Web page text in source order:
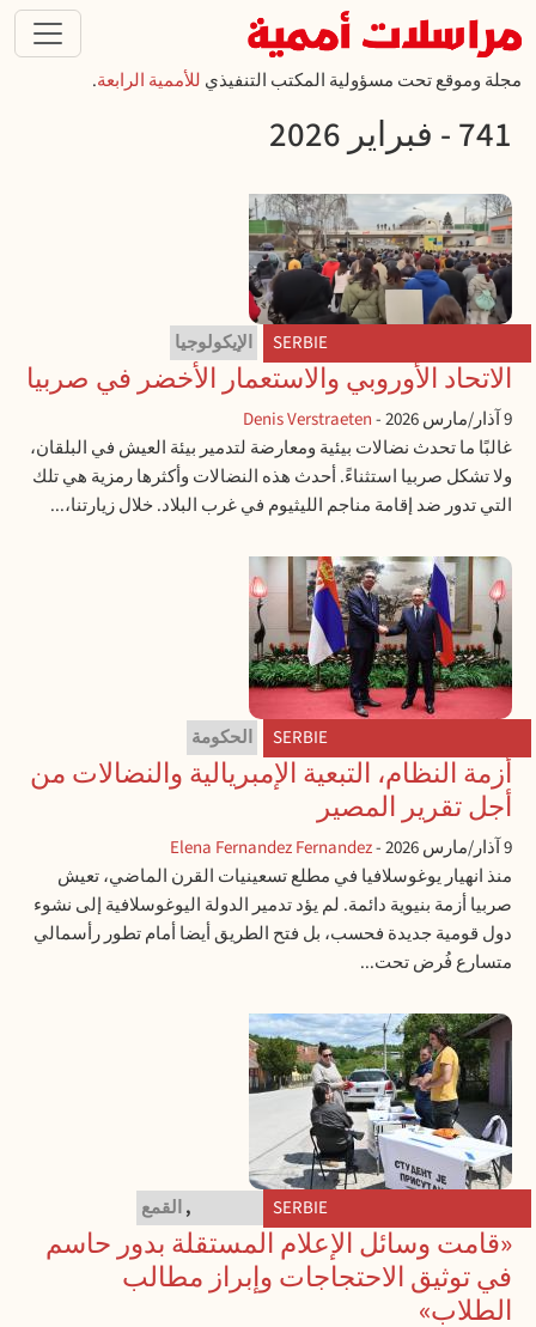
تجاوز إلى المحتوى الرئيسي
مجلة وموقع تحت مسؤولية المكتب التنفيذي للأممية الرابعة.
741 - فبراير 2026
SERBIE الإيكولوجيا
الاتحاد الأوروبي والاستعمار الأخضر في صربيا
9 آذار/مارس 2026 -
Denis Verstraeten
غالبًا ما تحدث نضالات بيئية ومعارضة لتدمير بيئة العيش في البلقان،
ولا تشكل صربيا استثناءً. أحدث هذه النضالات وأكثرها رمزية هي تلك
التي تدور ضد إقامة مناجم الليثيوم في غرب البلاد. خلال زيارتنا،...
SERBIE الحكومة
أزمة النظام، التبعية الإمبريالية والنضالات من
أجل تقرير المصير
9 آذار/مارس 2026 -
Elena Fernandez Fernandez
منذ انهيار يوغوسلافيا في مطلع تسعينيات القرن الماضي، تعيش
صربيا أزمة بنيوية دائمة. لم يؤد تدمير الدولة اليوغوسلافية إلى نشوء
دول قومية جديدة فحسب، بل فتح الطريق أيضا أمام تطور رأسمالي
متسارع فُرض تحت...
SERBIE
,القمع
«قامت وسائل الإعلام المستقلة بدور حاسم
في توثيق الاحتجاجات وإبراز مطالب
الطلاب»